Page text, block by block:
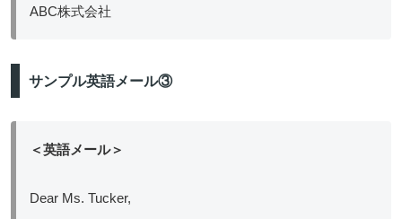
ABC株式会社
サンプル英語メール③
＜英語メール＞
Dear Ms. Tucker,